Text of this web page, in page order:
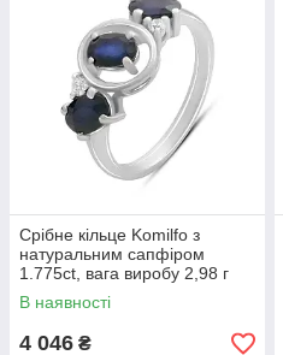
Срібне кільце Komilfo з
натуральним сапфіром
1.775ct, вага виробу 2,98 г
(2194743) 18 розмір
В наявності
4 046 ₴